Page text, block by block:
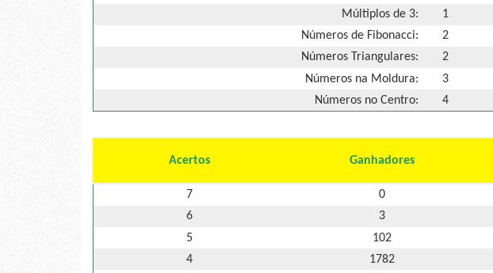
Múltiplos de 3:
1
Números de Fibonacci:
2
Números Triangulares:
2
Números na Moldura:
3
Números no Centro:
4
Acertos Ganhadores
7 0
6
3
5
102
4
1782